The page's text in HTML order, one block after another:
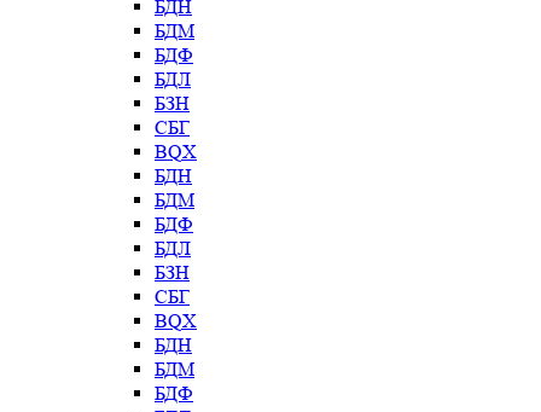
БДН
БДМ
БДФ
БДЛ
БЗН
СБГ
BQX
БДН
БДМ
БДФ
БДЛ
БЗН
СБГ
BQX
БДН
БДМ
БДФ